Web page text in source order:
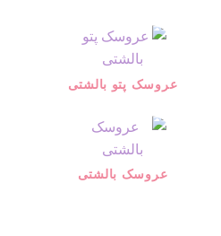
عروسک پتو بالشتی
عروسک بالشتی